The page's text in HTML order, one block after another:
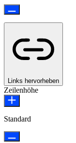
Links hervorheben
Zeilenhöhe
Standard